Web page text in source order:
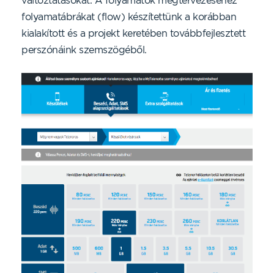
folyamatábrákat (flow) készítettünk a korábban
kialakított és a projekt keretében továbbfejlesztett
perszónáink szemszögéből.